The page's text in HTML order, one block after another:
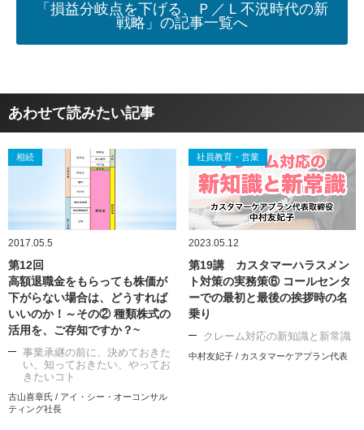
「損益分岐点を下げる、Ｐ／Ｌ不況時代の新
戦略」の記事一覧へ
あわせて読みたい記事
相続
2017.05.5
第12回
高額退職金をもらっても株価が
下がらない場合は、どうすれば
いいのか！～その② 種類株式の
活用を、ご存知ですか？~
事業承継の前に、決めておきた
い、知っておきたい、やってお
きたいコト
古山喜章氏 / アイ・シー・オーコンサル
ティング社長
社員教育・営業
2023.05.12
第19講 カスタマーハラスメン
ト対策の実務策⑥ コールセンタ
ーでの最初と最後の挨拶時の名
乗り
クレーム対応の新知識と新常識
中村友妃子 / カスタマーケアプラン代表